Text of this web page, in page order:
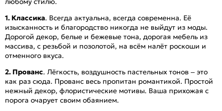
1. Классика. Всегда актуальна, всегда современна. Её
изысканность и благородство никогда не выйдут из моды.
Дорогой декор, белые и бежевые тона, дорогая мебель из
массива, с резьбой и позолотой, на всём налёт роскоши и
отменного вкуса.
2. Прованс. Лёгкость, воздушность пастельных тонов – это
как раз сюда. Прованс весь пропитан романтикой. Простой
нежный декор, флористические мотивы. Ваша прихожая с
порога очарует своим обаянием.